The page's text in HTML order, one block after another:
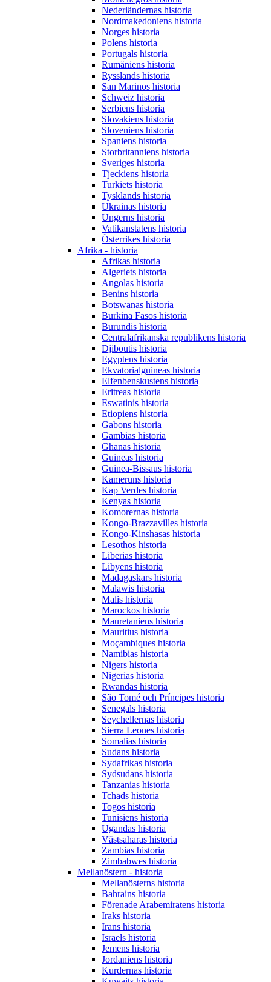
Nederländernas historia
Nordmakedoniens historia
Norges historia
Polens historia
Portugals historia
Rumäniens historia
Rysslands historia
San Marinos historia
Schweiz historia
Serbiens historia
Slovakiens historia
Sloveniens historia
Spaniens historia
Storbritanniens historia
Sveriges historia
Tjeckiens historia
Turkiets historia
Tysklands historia
Ukrainas historia
Ungerns historia
Vatikanstatens historia
Österrikes historia
Afrika - historia
Afrikas historia
Algeriets historia
Angolas historia
Benins historia
Botswanas historia
Burkina Fasos historia
Burundis historia
Centralafrikanska republikens historia
Djiboutis historia
Egyptens historia
Ekvatorialguineas historia
Elfenbenskustens historia
Eritreas historia
Eswatinis historia
Etiopiens historia
Gabons historia
Gambias historia
Ghanas historia
Guineas historia
Guinea-Bissaus historia
Kameruns historia
Kap Verdes historia
Kenyas historia
Komorernas historia
Kongo-Brazzavilles historia
Kongo-Kinshasas historia
Lesothos historia
Liberias historia
Libyens historia
Madagaskars historia
Malawis historia
Malis historia
Marockos historia
Mauretaniens historia
Mauritius historia
Moçambiques historia
Namibias historia
Nigers historia
Nigerias historia
Rwandas historia
São Tomé och Príncipes historia
Senegals historia
Seychellernas historia
Sierra Leones historia
Somalias historia
Sudans historia
Sydafrikas historia
Sydsudans historia
Tanzanias historia
Tchads historia
Togos historia
Tunisiens historia
Ugandas historia
Västsaharas historia
Zambias historia
Zimbabwes historia
Mellanöstern - historia
Mellanösterns historia
Bahrains historia
Förenade Arabemiratens historia
Iraks historia
Irans historia
Israels historia
Jemens historia
Jordaniens historia
Kurdernas historia